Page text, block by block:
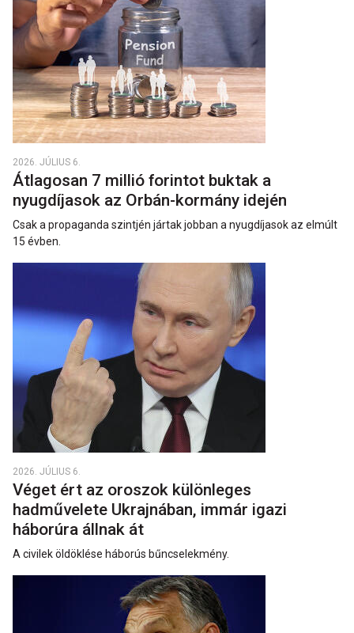
2026. JÚLIUS 6.
Átlagosan 7 millió forintot buktak a
nyugdíjasok az Orbán-kormány idején
Csak a propaganda szintjén jártak jobban a nyugdíjasok az elmúlt
15 évben.
2026. JÚLIUS 6.
Véget ért az oroszok különleges
hadművelete Ukrajnában, immár igazi
háborúra állnak át
A civilek öldöklése háborús bűncselekmény.